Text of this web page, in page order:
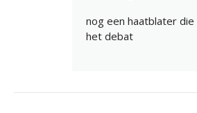
nog een haatblater
het debat